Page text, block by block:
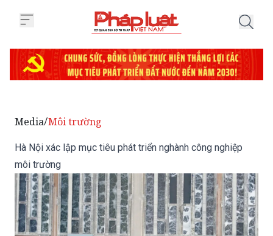
Media/Môi trường
Hà Nội xác lập mục tiêu phát triển nghành công nghiệp
môi trường